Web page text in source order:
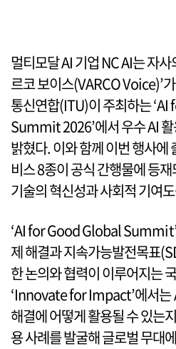
멀티모달 AI 기업 NC AI는 자
르코 보이스(VARCO Voice)’
통신연합(ITU)이 주최하는
Summit 2026’에서 우수 AI
밝혔다. 이와 함께 이번 행사에
비스 8종이 공식 간행물에 등
기술의 혁신성과 사회적 기여
‘AI for Good Global
제 해결과 지속가능발전목표
한 논의와 협력이 이루어지는
‘Innovate for Impact’에서는
해결에 어떻게 활용될 수 있는
용 사례를 발굴해 글로벌 무대